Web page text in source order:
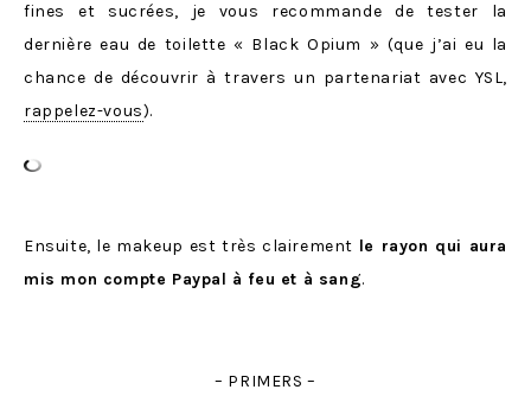
fines et sucrées, je vous recommande de tester la
dernière eau de toilette « Black Opium » (que j’ai eu la
chance de découvrir à travers un partenariat avec YSL,
rappelez-vous).
Ensuite, le makeup est très clairement le rayon qui aura
mis mon compte Paypal à feu et à sang.
– PRIMERS –